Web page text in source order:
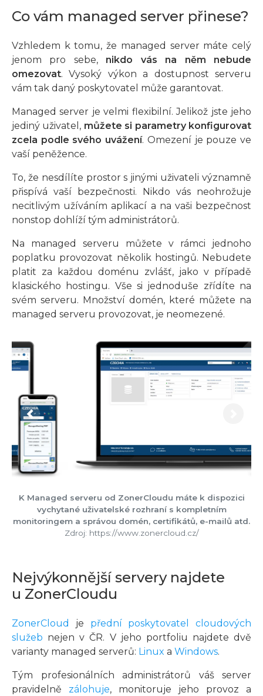
Co vám managed server přinese?
Vzhledem k tomu, že managed server máte celý
jenom pro sebe, nikdo vás na něm nebude
omezovat. Vysoký výkon a dostupnost serveru
vám tak daný poskytovatel může garantovat.
Managed server je velmi flexibilní. Jelikož jste jeho
jediný uživatel, můžete si parametry konfigurovat
zcela podle svého uvážení. Omezení je pouze ve
vaší peněžence.
To, že nesdílíte prostor s jinými uživateli významně
přispívá vaší bezpečnosti. Nikdo vás neohrožuje
necitlivým užíváním aplikací a na vaši bezpečnost
nonstop dohlíží tým administrátorů.
Na managed serveru můžete v rámci jednoho
poplatku provozovat několik hostingů. Nebudete
platit za každou doménu zvlášť, jako v případě
klasického hostingu. Vše si jednoduše zřídíte na
svém serveru. Množství domén, které můžete na
managed serveru provozovat, je neomezené.
Previous
K Managed serveru od ZonerCloudu máte k dispozici
vychytané uživatelské rozhraní s kompletním
monitoringem a správou domén, certifikátů, e-mailů atd.
Zdroj: https://www.zonercloud.cz/
Nejvýkonnější servery najdete
u ZonerCloudu
ZonerCloud je přední poskytovatel cloudových
služeb nejen v ČR. V jeho portfoliu najdete dvě
varianty managed serverů: Linux a Windows.
Tým profesionálních administrátorů váš server
pravidelně zálohuje, monitoruje jeho provoz a